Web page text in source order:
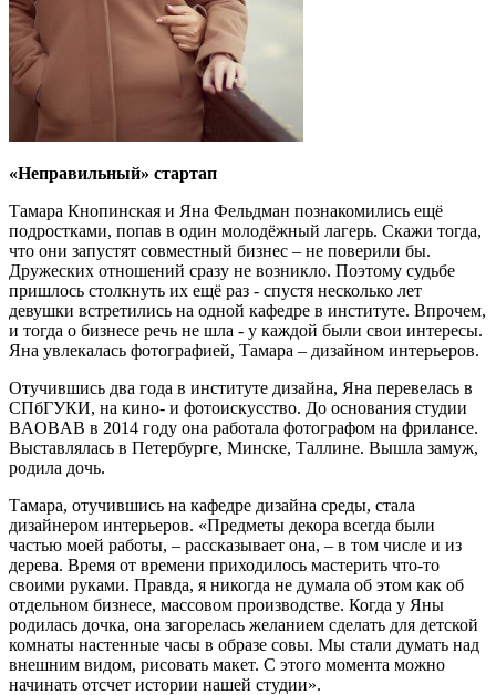
«Неправильный» стартап
Тамара Кнопинская и Яна Фельдман познакомились ещё
подростками, попав в один молодёжный лагерь. Скажи тогда,
что они запустят совместный бизнес – не поверили бы.
Дружеских отношений сразу не возникло. Поэтому судьбе
пришлось столкнуть их ещё раз - спустя несколько лет
девушки встретились на одной кафедре в институте. Впрочем,
и тогда о бизнесе речь не шла - у каждой были свои интересы.
Яна увлекалась фотографией, Тамара – дизайном интерьеров.
Отучившись два года в институте дизайна, Яна перевелась в
СПбГУКИ, на кино- и фотоискусство. До основания студии
BAOBAB в 2014 году она работала фотографом на фрилансе.
Выставлялась в Петербурге, Минске, Таллине. Вышла замуж,
родила дочь.
Тамара, отучившись на кафедре дизайна среды, стала
дизайнером интерьеров. «Предметы декора всегда были
частью моей работы, – рассказывает она, – в том числе и из
дерева. Время от времени приходилось мастерить что-то
своими руками. Правда, я никогда не думала об этом как об
отдельном бизнесе, массовом производстве. Когда у Яны
родилась дочка, она загорелась желанием сделать для детской
комнаты настенные часы в образе совы. Мы стали думать над
внешним видом, рисовать макет. С этого момента можно
начинать отсчет истории нашей студии».